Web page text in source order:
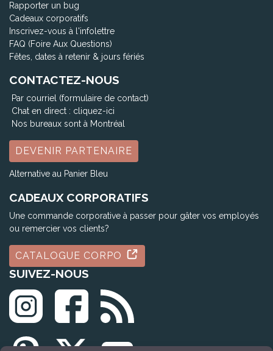
Rapporter un bug
Cadeaux corporatifs
Inscrivez-vous à l'infolettre
FAQ (Foire Aux Questions)
Fêtes, dates à retenir & jours fériés
CONTACTEZ-NOUS
Par courriel (formulaire de contact)
Chat en direct : cliquez-ici
Nos bureaux sont à Montréal
DEVENIR PARTENAIRE
Alternative au Panier Bleu
CADEAUX CORPORATIFS
Une commande corporative à passer pour gâter vos employés
ou remercier vos clients?
CATALOGUE CORPO
SUIVEZ-NOUS